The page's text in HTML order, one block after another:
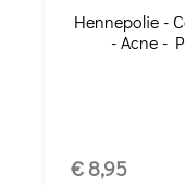
Hennepolie -
- Acne -
€ 8,95